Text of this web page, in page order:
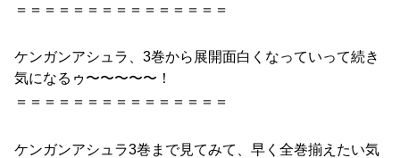
＝＝＝＝＝＝＝＝＝＝＝＝＝＝＝
ケンガンアシュラ、3巻から展開面白くなっていって続き
気になるゥ〜〜〜〜〜！
＝＝＝＝＝＝＝＝＝＝＝＝＝＝＝
ケンガンアシュラ3巻 まで見てみて、早く全巻揃えたい気